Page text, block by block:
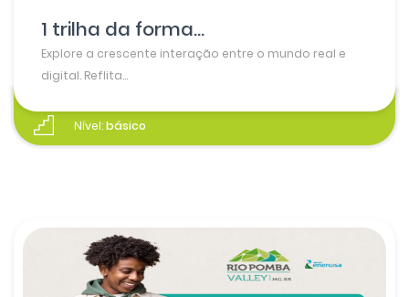
1 trilha da forma...
Explore a crescente interação entre o mundo real e
digital. Reflita...
Nível:básico